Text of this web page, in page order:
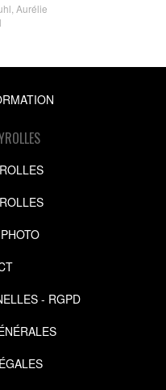
Aurélie
- RGPD